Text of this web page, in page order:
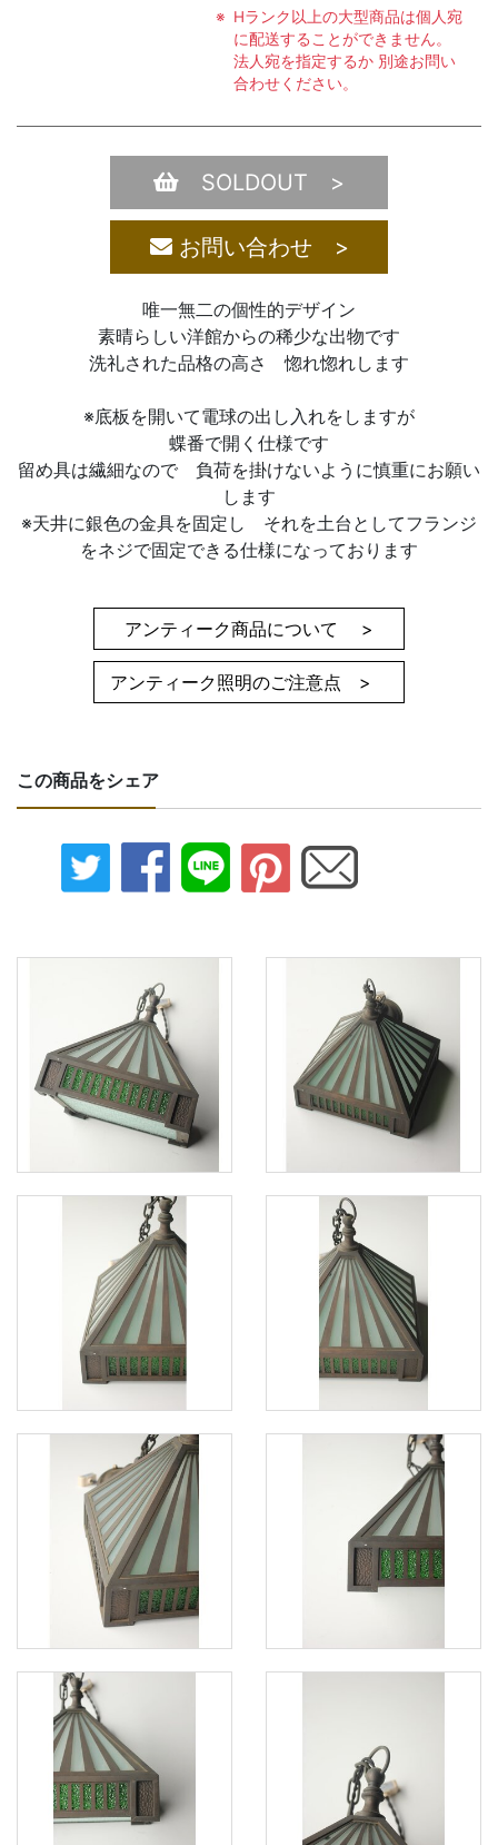
Hランク以上の大型商品は個人宛
に配送することができません。
法人宛を指定するか 別途お問い
合わせください。
SOLDOUT >
お問い合わせ >
唯一無二の個性的デザイン
素晴らしい洋館からの稀少な出物です
洗礼された品格の高さ 惚れ惚れします
※底板を開いて電球の出し入れをしますが
蝶番で開く仕様です
留め具は繊細なので 負荷を掛けないように慎重にお願い
します
※天井に銀色の金具を固定し それを土台としてフランジ
をネジで固定できる仕様になっております
アンティーク商品について >
アンティーク照明のご注意点 >
この商品をシェア